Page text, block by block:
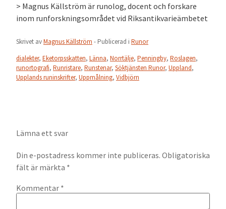
> Magnus Källström är runolog, docent och forskare
inom runforskningsområdet vid Riksantikvarieämbetet
Skrivet avMagnus Källström - Publicerad i Runor
dialekter, Eketorpsskatten, Länna, Norrtälje, Penningby, Roslagen,
runortografi, Runristare, Runstenar, Söktjänsten Runor, Uppland,
Upplands runinskrifter, Uppmålning, Vidbjörn
Lämna ett svar
Din e-postadress kommer inte publiceras. Obligatoriska
fält är märkta *
Kommentar *